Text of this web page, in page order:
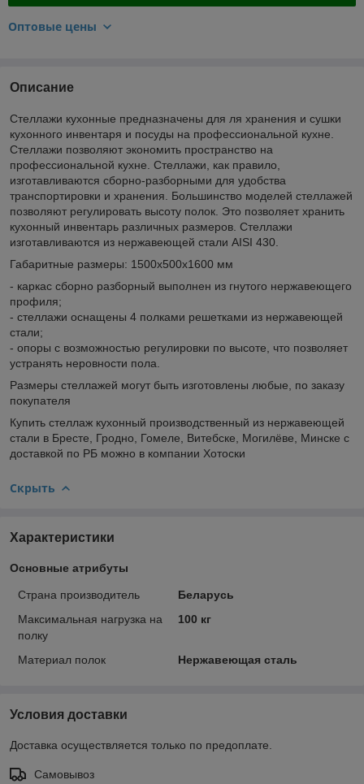
Оптовые цены
Описание
Стеллажи кухонные предназначены для ля хранения и сушки
кухонного инвентаря и посуды на профессиональной кухне.
Стеллажи позволяют экономить пространство на
профессиональной кухне. Стеллажи, как правило,
изготавливаются сборно-разборными для удобства
транспортировки и хранения. Большинство моделей стеллажей
позволяют регулировать высоту полок. Это позволяет хранить
кухонный инвентарь различных размеров. Стеллажи
изготавливаются из нержавеющей стали AISI 430.
Габаритные размеры: 1500х500х1600 мм
- каркас сборно разборный выполнен из гнутого нержавеющего
профиля;
- стеллажи оснащены 4 полками решетками из нержавеющей
стали;
- опоры с возможностью регулировки по высоте, что позволяет
устранять неровности пола.
Размеры стеллажей могут быть изготовлены любые, по заказу
покупателя
Купить стеллаж кухонный производственный из нержавеющей
стали в Бресте, Гродно, Гомеле, Витебске, Могилёве, Минске с
доставкой по РБ можно в компании Хотоски
Скрыть
Характеристики
Основные атрибуты
Страна производитель
Беларусь
Максимальная нагрузка на
полку
100 кг
Материал полок Нержавеющая сталь
Условия доставки
Доставка осуществляется только по предоплате.
Самовывоз